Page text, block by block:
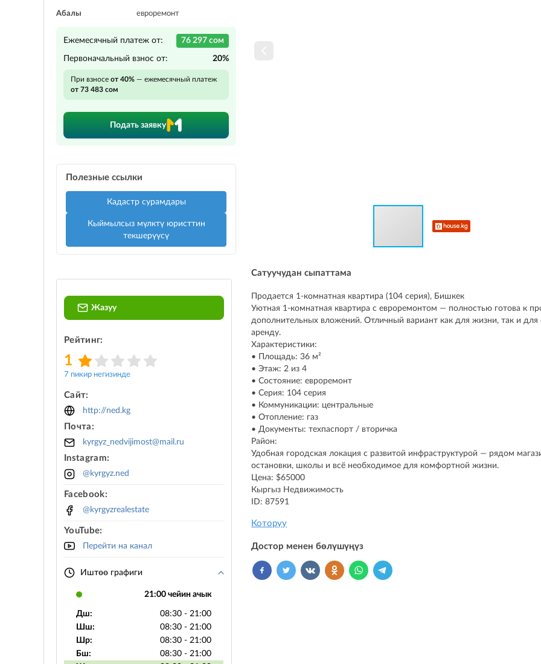
Абалы евроремонт
Ежемесячный платеж от: 76 297 сом
Первоначальный взнос от: 20%
При взносе от 40% — ежемесячный платеж
от 73 483 сом
Подать заявку
Полезные ссылки
Кадастр сурамдары
Кыймылсыз мүлктү юристтин
текшерүүсү
Жазуу
Рейтинг:
1
7 пикир негизинде
Сайт:
http://ned.kg
Почта:
kyrgyz_nedvijimost@mail.ru
Instagram:
@kyrgyz.ned
Facebook:
@kyrgyzrealestate
YouTube:
Перейти на канал
Иштөө графиги
21:00 чейин ачык
Дш:
08:30 - 21:00
Шш:
08:30 - 21:00
Шр:
08:30 - 21:00
Бш:
08:30 - 21:00
Сатуучудан сыпаттама
Продается 1-комнатная квартира (104 серия), Бишкек
Уютная 1-комнатная квартира с евроремонтом — полностью готова к
дополнительных вложений. Отличный вариант как для жизни, так и для
аренду.
Характеристики:
• Площадь: 36 м²
• Этаж: 2 из 4
• Состояние: евроремонт
• Серия: 104 серия
• Коммуникации: центральные
• Отопление: газ
• Документы: техпаспорт / вторичка
Район:
Удобная городская локация с развитой инфраструктурой — рядом
остановки, школы и всё необходимое для комфортной жизни.
Цена: $65000
Кыргыз Недвижимость
ID: 87591
Которуу
Достор менен бөлүшүңүз